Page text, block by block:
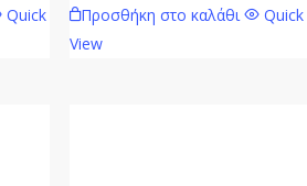
Quick
Προσθήκη στο καλάθι
Quick
View